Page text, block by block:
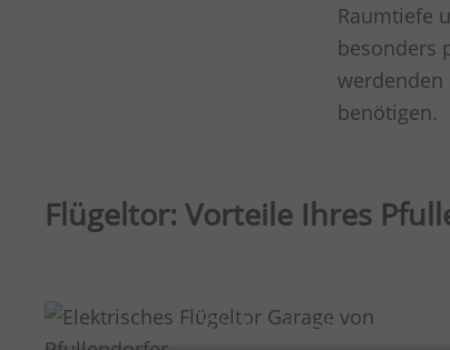
Raumtiefe
besonders
werdenden
benötigen.
Flügeltor: Vorteile Ihres
Sicherheit